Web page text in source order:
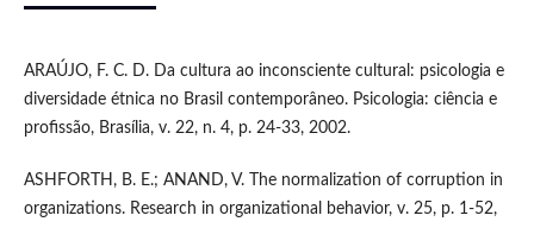
ARAÚJO, F. C. D. Da cultura ao inconsciente cultural: psicologia e
diversidade étnica no Brasil contemporâneo. Psicologia: ciência e
profissão, Brasília, v. 22, n. 4, p. 24-33, 2002.
ASHFORTH, B. E.; ANAND, V. The normalization of corruption in
organizations. Research in organizational behavior, v. 25, p. 1-52,